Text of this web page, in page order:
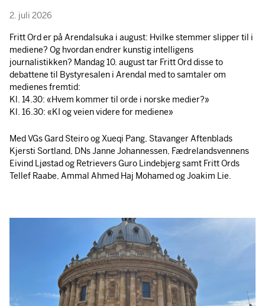
2. juli 2026
Fritt Ord er på Arendalsuka i august: Hvilke stemmer slipper til i
mediene? Og hvordan endrer kunstig intelligens
journalistikken? Mandag 10. august tar Fritt Ord disse to
debattene til Bystyresalen i Arendal med to samtaler om
medienes fremtid:
Kl. 14.30: «Hvem kommer til orde i norske medier?»
Kl. 16.30: «KI og veien videre for mediene»
Med VGs Gard Steiro og Xueqi Pang, Stavanger Aftenblads
Kjersti Sortland, DNs Janne Johannessen, Fædrelandsvennens
Eivind Ljøstad og Retrievers Guro Lindebjerg samt Fritt Ords
Tellef Raabe, Ammal Ahmed Haj Mohamed og Joakim Lie.